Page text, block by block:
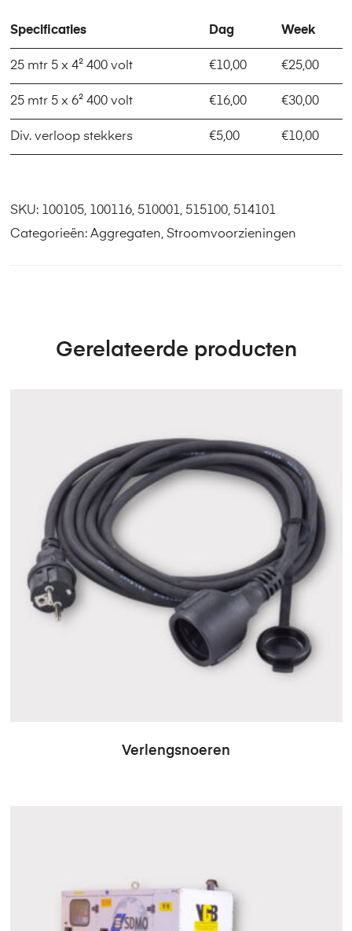
Specificaties Dag Week
25 mtr 5 x 4² 400 volt €10,00 €25,00
25 mtr 5 x 6² 400 volt €16,00 €30,00
Div. verloop stekkers €5,00 €10,00
SKU: 100105, 100116, 510001, 515100, 514101
Categorieën: Aggregaten, Stroomvoorzieningen
Gerelateerde producten
Verlengsnoeren